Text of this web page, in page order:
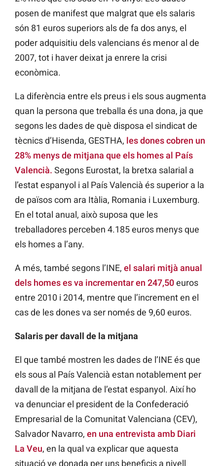
posen de manifest que malgrat que els salaris
són 81 euros superiors als de fa dos anys, el
poder adquisitiu dels valencians és menor al de
2007, tot i haver deixat ja enrere la crisi
econòmica.
La diferència entre els preus i els sous augmenta
quan la persona que treballa és una dona, ja que
segons les dades de què disposa el sindicat de
tècnics d’Hisenda, GESTHA, les dones cobren un
28% menys de mitjana que els homes al País
Valencià. Segons Eurostat, la bretxa salarial a
l’estat espanyol i al País Valencià és superior a la
de països com ara Itàlia, Romania i Luxemburg.
En el total anual, això suposa que les
treballadores perceben 4.185 euros menys que
els homes a l’any.
A més, també segons l’INE, el salari mitjà anual
dels homes es va incrementar en 247,50euros
entre 2010 i 2014, mentre que l’increment en el
cas de les dones va ser només de 9,60 euros.
Salaris per davall de la mitjana
El que també mostren les dades de l’INE és que
els sous al País Valencià estan notablement per
davall de la mitjana de l’estat espanyol. Així ho
va denunciar el president de la Confederació
Empresarial de la Comunitat Valenciana (CEV),
Salvador Navarro, en una entrevista amb Diari
La Veu, en la qual va explicar que aquesta
situació ve donada per uns beneficis a nivell